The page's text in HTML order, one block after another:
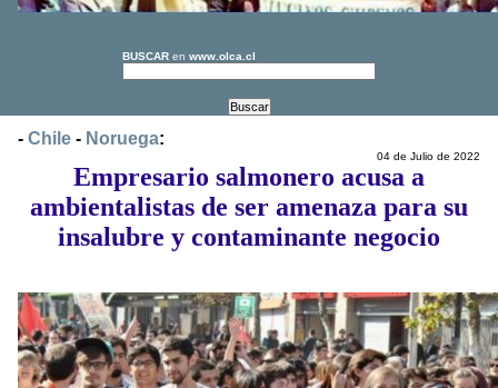
BUSCAR en www.olca.cl
- Chile - Noruega:
04 de Julio de 2022
Empresario salmonero acusa a
ambientalistas de ser amenaza para su
insalubre y contaminante negocio